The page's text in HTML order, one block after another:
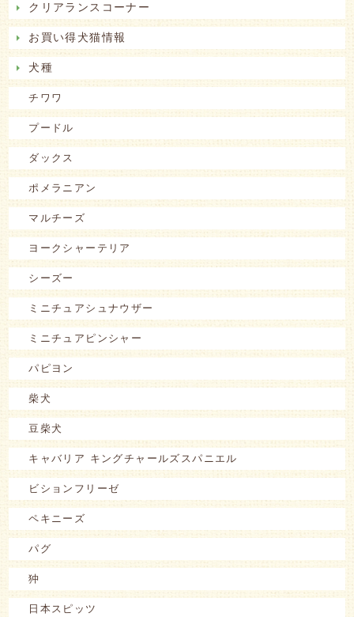
クリアランスコーナー
お買い得犬猫情報
犬種
チワワ
プードル
ダックス
ポメラニアン
マルチーズ
ヨークシャーテリア
シーズー
ミニチュアシュナウザー
ミニチュアピンシャー
パピヨン
柴犬
豆柴犬
キャバリア キングチャールズスパニエル
ビションフリーゼ
ペキニーズ
パグ
狆
日本スピッツ